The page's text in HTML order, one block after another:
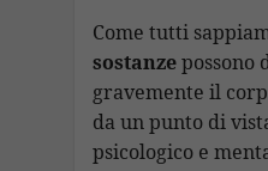
b
o
o
k
s
A
p
p
ai
l
p
y
Li
n
n
di
vi
di
Come tutti
sostanzepossono
gravemente il
da un punto di
psicologico e